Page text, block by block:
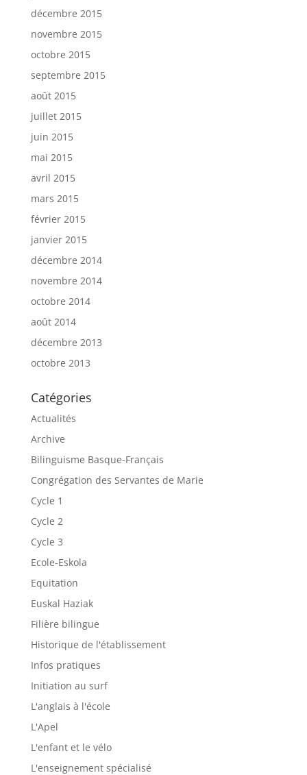
décembre 2015
novembre 2015
octobre 2015
septembre 2015
août 2015
juillet 2015
juin 2015
mai 2015
avril 2015
mars 2015
février 2015
janvier 2015
décembre 2014
novembre 2014
octobre 2014
août 2014
décembre 2013
octobre 2013
Catégories
Actualités
Archive
Bilinguisme Basque-Français
Congrégation des Servantes de Marie
Cycle 1
Cycle 2
Cycle 3
Ecole-Eskola
Equitation
Euskal Haziak
Filière bilingue
Historique de l'établissement
Infos pratiques
Initiation au surf
L'anglais à l'école
L'Apel
L'enfant et le vélo
L'enseignement spécialisé